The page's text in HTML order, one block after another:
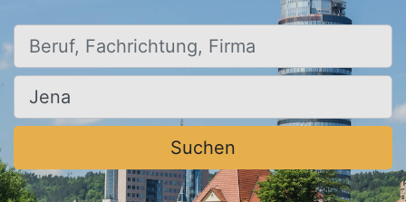
Beruf, Fachrichtung, Firma
Ort, Stadt
Suchen